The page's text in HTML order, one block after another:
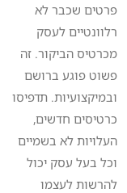
פרטים שכבר לא
רלוונטיים לעסק
מכרטיס הביקור. זה
פשוט פוגע ברושם
ובמיקצועיות. תדפיסו
כרטיסים חדשים,
העלויות לא בשמיים
וכל בעל עסק יכול
להרשות לעצמו